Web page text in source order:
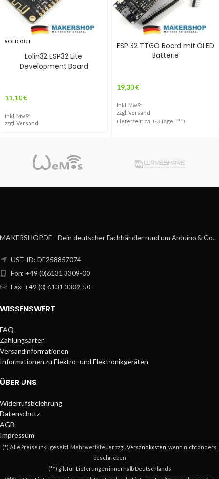
SOLD OUT
Lolin32 ESP32 Lite
Development Board
11,10€
Inkl. MwSt.
zzgl. Versand
ESP 32 TTGO Board mit OLED
Batterie
19,30€
Inkl. MwSt.
zzgl. Versand
Lieferzeit: ca. 1-3 Tage (***)
MAKERSHOP.DE - Dein deutscher Fachhändler rund um Arduino & Co..
UST-ID: DE258857074
Fon: +49 (0)6131 3309-00
Fax: +49 (0) 6131 3309-50
WISSENSWERT
FAQ
Zahlungsarten
Versandinformationen
Informationen zu Elektro- und Elektronikgeräten
ÜBER UNS
Widerrufsbelehrung
Datenschutz
AGB
Impressum
(*) Alle Preise inkl. gesetzl. Mehrwertsteuer zzgl. Versandkosten , wenn nicht anders
beschrieben
(**) gilt für Lieferungen innerhalb Deutschlands